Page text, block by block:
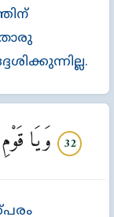
32 وَيَا